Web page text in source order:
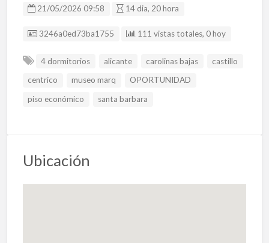
21/05/2026 09:58 14 dia, 20 hora
Listing ID
3246a0ed73ba1755 111 vistas totales, 0 hoy
4 dormitorios alicante carolinas bajas
castillo
centrico
museo marq
OPORTUNIDAD
piso económico
santa barbara
Ubicación